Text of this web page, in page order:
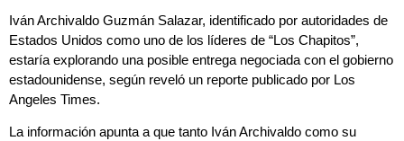
Iván Archivaldo Guzmán Salazar, identificado por autoridades de
Estados Unidos como uno de los líderes de “Los Chapitos”,
estaría explorando una posible entrega negociada con el gobierno
estadounidense, según reveló un reporte publicado por Los
Angeles Times.
La información apunta a que tanto Iván Archivaldo como su